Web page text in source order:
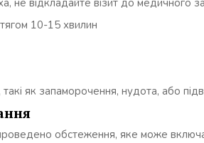
не відкладайте візит до медичного
10-15 хвилин
такі як запаморочення, нудота, або
обстеження, яке може